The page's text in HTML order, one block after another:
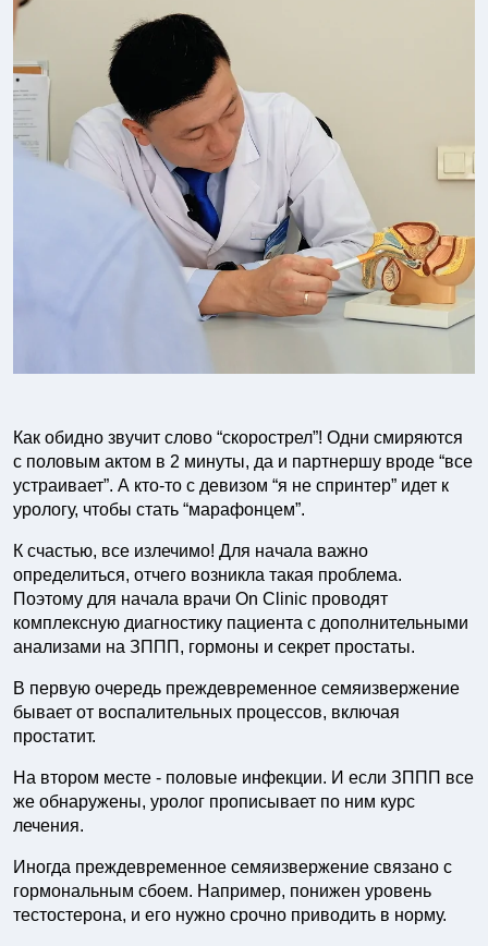
Как обидно звучит слово “скорострел”! Одни смиряются
с половым актом в 2 минуты, да и партнершу вроде “все
устраивает”. А кто-то с девизом “я не спринтер” идет к
урологу, чтобы стать “марафонцем”.
К счастью, все излечимо! Для начала важно
определиться, отчего возникла такая проблема.
Поэтому для начала врачи On Clinic проводят
комплексную диагностику пациента с дополнительными
анализами на ЗППП, гормоны и секрет простаты.
В первую очередь преждевременное семяизвержение
бывает от воспалительных процессов, включая
простатит.
На втором месте - половые инфекции. И если ЗППП все
же обнаружены, уролог прописывает по ним курс
лечения.
Иногда преждевременное семяизвержение связано с
гормональным сбоем. Например, понижен уровень
тестостерона, и его нужно срочно приводить в норму.